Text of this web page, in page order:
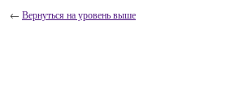
← Вернуться на уровень выше